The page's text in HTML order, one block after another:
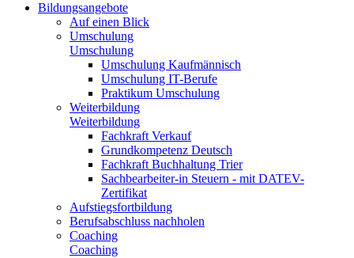
Bildungsangebote
Auf einen Blick
Umschulung
Umschulung
Umschulung Kaufmännisch
Umschulung IT-Berufe
Praktikum Umschulung
Weiterbildung
Weiterbildung
Fachkraft Verkauf
Grundkompetenz Deutsch
Fachkraft Buchhaltung Trier
Sachbearbeiter-in Steuern - mit DATEV-
Zertifikat
Aufstiegsfortbildung
Berufsabschluss nachholen
Coaching
Coaching